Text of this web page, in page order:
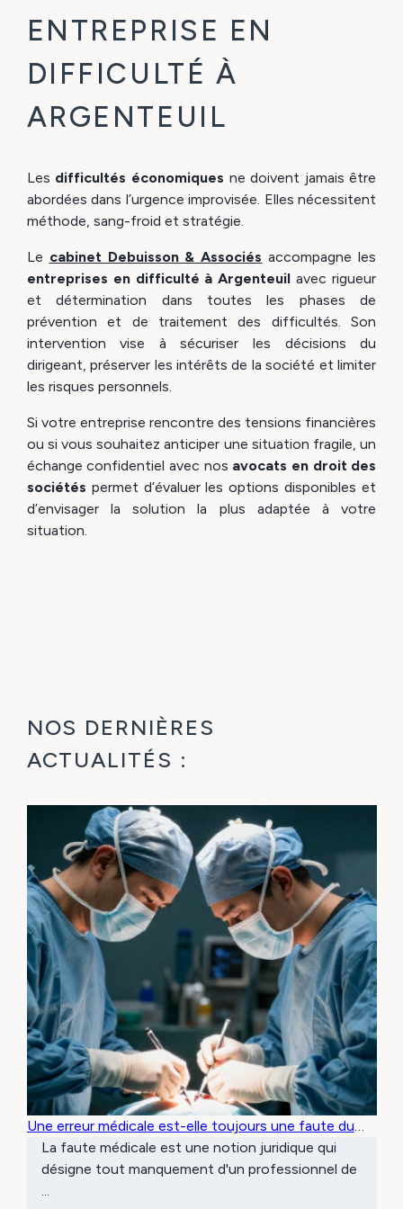
ENTREPRISE EN
DIFFICULTÉ À
ARGENTEUIL
Les difficultés économiques ne doivent jamais être
abordées dans l’urgence improvisée. Elles nécessitent
méthode, sang-froid et stratégie.
Le cabinet Debuisson & Associés accompagne les
entreprises en difficulté à Argenteuil avec rigueur
et détermination dans toutes les phases de
prévention et de traitement des difficultés. Son
intervention vise à sécuriser les décisions du
dirigeant, préserver les intérêts de la société et limiter
les risques personnels.
Si votre entreprise rencontre des tensions financières
ou si vous souhaitez anticiper une situation fragile, un
échange confidentiel avec nos avocats en droit des
sociétés permet d’évaluer les options disponibles et
d’envisager la solution la plus adaptée à votre
situation.
NOS DERNIÈRES
ACTUALITÉS :
Une erreur médicale est-elle toujours une faute du
médecin ?
La faute médicale est une notion juridique qui
désigne tout manquement d'un professionnel de
...